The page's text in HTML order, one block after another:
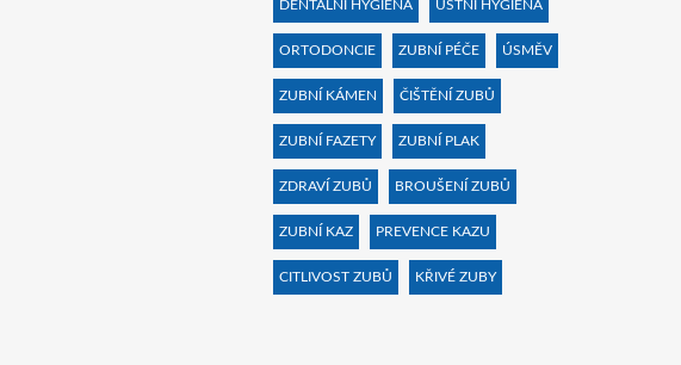
DENTÁLNÍ HYGIENA ÚSTNÍ HYGIENA
ORTODONCIE ZUBNÍ PÉČE ÚSMĚV
ZUBNÍ KÁMEN ČIŠTĚNÍ ZUBŮ
ZUBNÍ FAZETY ZUBNÍ PLAK
ZDRAVÍ ZUBŮ BROUŠENÍ ZUBŮ
ZUBNÍ KAZ PREVENCE KAZU
CITLIVOST ZUBŮ KŘIVÉ ZUBY